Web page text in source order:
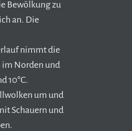
Bewölkung zu
an. Die
nimmt die
im Norden und
10°C.
um und
Schauern und